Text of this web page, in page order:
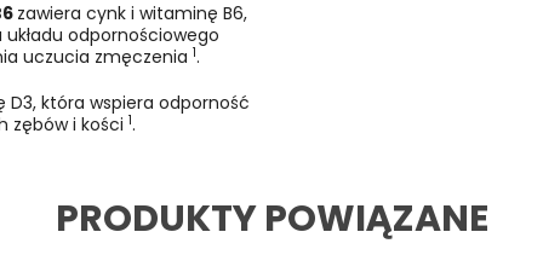
zawiera cynk i witaminę B6,
odpornościowego
uczucia zmęczenia 1.
która wspiera odporność
zębów i kości 1.
PRODUKTY POWIĄZANE